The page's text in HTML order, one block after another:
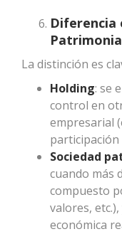
Diferencia
La distinción es
Holding: se
control en
empresarial
participación
Sociedad
cuando más
compuesto
valores,
económica